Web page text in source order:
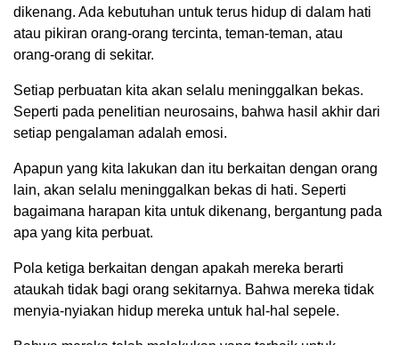
dikenang. Ada kebutuhan untuk terus hidup di dalam hati
atau pikiran orang-orang tercinta, teman-teman, atau
orang-orang di sekitar.
Setiap perbuatan kita akan selalu meninggalkan bekas.
Seperti pada penelitian neurosains, bahwa hasil akhir dari
setiap pengalaman adalah emosi.
Apapun yang kita lakukan dan itu berkaitan dengan orang
lain, akan selalu meninggalkan bekas di hati. Seperti
bagaimana harapan kita untuk dikenang, bergantung pada
apa yang kita perbuat.
Pola ketiga berkaitan dengan apakah mereka berarti
ataukah tidak bagi orang sekitarnya. Bahwa mereka tidak
menyia-nyiakan hidup mereka untuk hal-hal sepele.